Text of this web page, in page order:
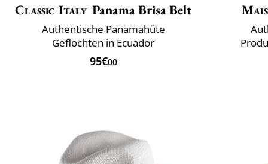
Classic Italy Panama Brisa Belt
Authentische Panamahüte
Geflochten in Ecuador
95€00